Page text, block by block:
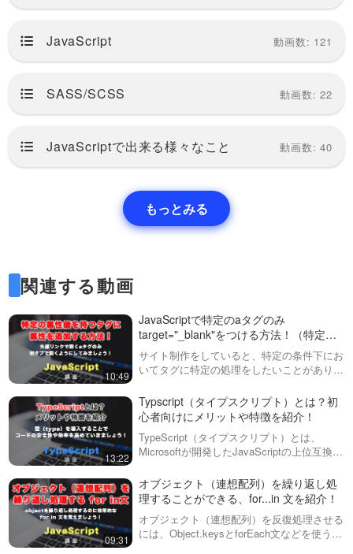
なっているわけではありません。
もし実用的なパスワード生成をしたい場合は
アルゴリズムなどを調べてみてください。
このシリーズの再生リストはこちら
tDetails/PLv7E5OqNAIPyNata1roli-QVD9Qt
polyfill, Babelについての動画はこちら
https://factory-programming-mv.com/video/
Zw2Y4G6N-x0/
アロー関数についての動画はこちら
https://factory-programming-mv.com/video/
pp_0uM-dy68/
別のJavaScriptでWebアプリを作るシリーズ
JavaScript 動画数: 121
SASS/SCSS 動画数: 22
JavaScriptで出来る様々なこと 動画数: 40
もっとみる
関連する動画
10:49
JavaScriptで特定のaタグのみ
target="_blank"をつける方法！（特定の
属性値を持つタグに属性を付与する方
法）
サイト制作をしていると、特定の条件下にお
いてタグに特定の処理をしたいことがありま
ら始まる場合にのみ、別のタブで開くtarget
属性を指定する方法を紹…
13:22
Typscript（タイプスクリプト）とは？初
心者向けにメリットや特徴を紹介！
TypeScript（タイプスクリプト）とは、
Microsoftが開発したJavaScriptの上位互換言
JavaScriptの機能をすべて含みつつ…
09:31
オブジェクト（連想配列）を繰り返し処
理することができる、for...in 文を紹介！
オブジェクト（連想配列）を反復処理させる
には、Object.keysとforEach文などを使う方